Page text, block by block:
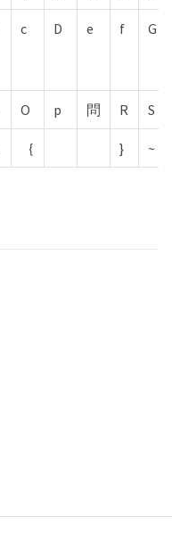
c D e f G
O p 問 R S
｛ } ~